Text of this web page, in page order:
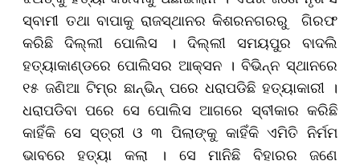
ସ୍ବାମୀ ତଥା ବାପାକୁ ରାଜସ୍ଥାନର କିଶରନଗରରୁ ଗିରଫ
କରିଛି ଦିଲ୍ଲୀ ପୋଲିସ । ଦିଲ୍ଲୀ ସମୟପୁର ବାଦଲି
ହତ୍ୟାକାଣ୍ଡରେ ପୋଲିସର ଆକ୍ସନ । ବିଭିନ୍ନ ସ୍ଥାନରେ
୧୫ ଜଣିଆ ଟିମ୍‌ର ଛାନ୍‌ଭିନ୍‌ ପରେ ଧରାପଡିଛି ହତ୍ୟାକାରୀ ।
ଧରାପଡିବା ପରେ ସେ ପୋଲିସ ଆଗରେ ସ୍ବୀକାର କରିଛି
କାହିଁକି ସେ ସ୍ତ୍ରୀ ଓ ୩ ପିଲାଙ୍କୁ କାହିଁକି ଏମିତି ନିର୍ମମ
ଭାବରେ ହତ୍ୟା କଲା । ସେ ମାନିଛି ବିହାରର ଜଣେ